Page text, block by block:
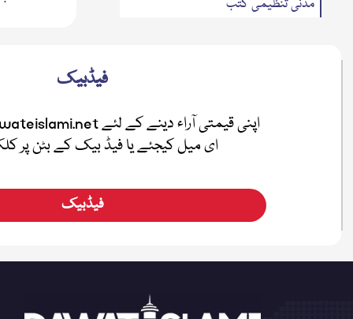
مدنی تنظیمی کتب
صلہ رحمی
نیکی کی دعوت
فیڈبیک
ای میل کیجئے یا فیڈ بیک کے بٹن پر
فیڈبیک